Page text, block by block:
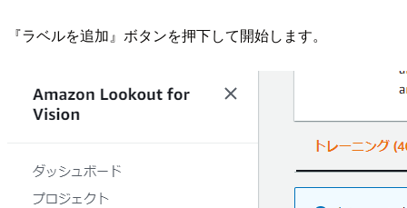
『ラベルを追加』ボタンを押下して開始します。